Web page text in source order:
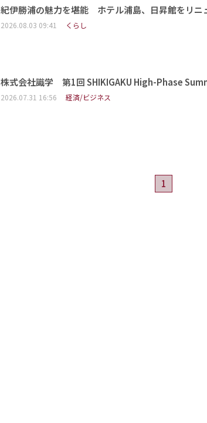
紀伊勝浦の魅力を堪能 ホテル浦島、日昇館をリニ
2026.08.03 09:41 くらし
株式会社識学 第1回 SHIKIGAKU High-Phase
2026.07.31 16:56 経済/ビジネス
1